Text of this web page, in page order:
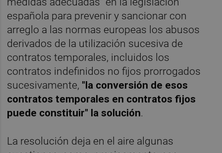
española para prevenir y sancionar con
arreglo a las normas europeas los abusos
derivados de la utilización sucesiva de
contratos temporales, incluidos los
contratos indefinidos no fijos prorrogados
sucesivamente, "la conversión de esos
contratos temporales en contratos fijos
puede constituir" la solución.
La resolución deja en el aire algunas